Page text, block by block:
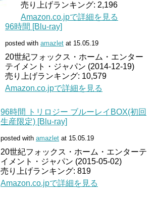
売り上げランキング: 2,196
Amazon.co.jpで詳細を見る
96時間 [Blu-ray]
posted with amazlet at 15.05.19
20世紀フォックス・ホーム・エンター
テイメント・ジャパン (2014-12-19)
売り上げランキング: 10,579
Amazon.co.jpで詳細を見る
96時間 トリロジー ブルーレイBOX(初回
生産限定) [Blu-ray]
posted with amazlet at 15.05.19
20世紀フォックス・ホーム・エンターテ
イメント・ジャパン (2015-05-02)
売り上げランキング: 819
Amazon.co.jpで詳細を見る